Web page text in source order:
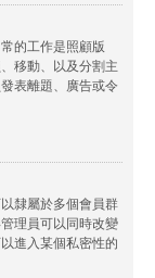
的工作是照顧版
移動、以及分割主
表離題、廣告或令
隸屬於多個會員群
理員可以同時改變
進入某個私密性的